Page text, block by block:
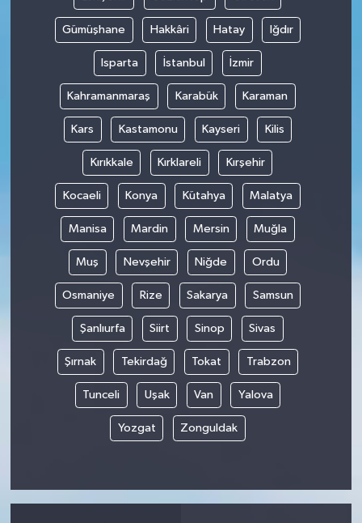
Gümüşhane Hakkâri Hatay Iğdır
Isparta İstanbul İzmir
Kahramanmaraş Karabük Karaman
Kars Kastamonu Kayseri Kilis
Kırıkkale Kırklareli Kırşehir
Kocaeli Konya Kütahya Malatya
Manisa Mardin Mersin Muğla
Muş Nevşehir Niğde Ordu
Osmaniye Rize Sakarya Samsun
Şanlıurfa Siirt Sinop Sivas
Şırnak Tekirdağ Tokat Trabzon
Tunceli Uşak Van Yalova
Yozgat Zonguldak